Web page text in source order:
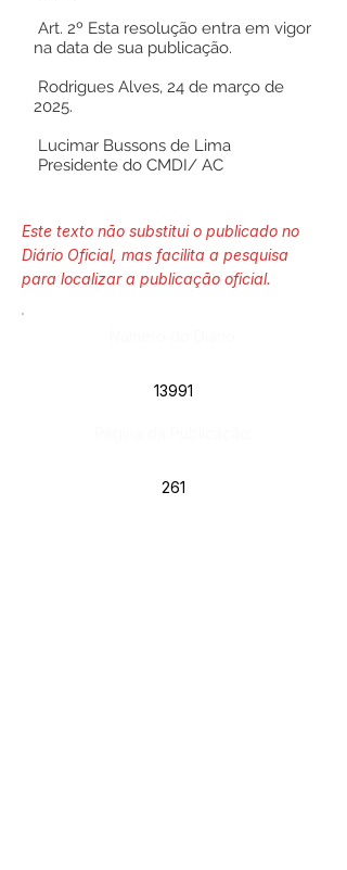
Art. 2º Esta resolução entra em vigor
na data de sua publicação.
Rodrigues Alves, 24 de março de
2025.
Lucimar Bussons de Lima
Presidente do CMDI/ AC
Este texto não substitui o publicado no
Diário Oficial, mas facilita a pesquisa
para localizar a publicação oficial.
13991
261